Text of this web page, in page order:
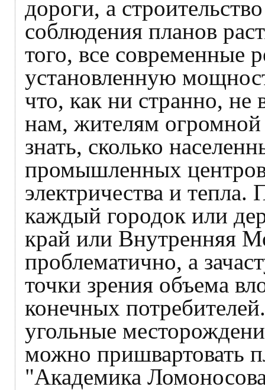
дороги, а
соблюдения планов
того, все современные
установленную
что, как ни странно, не
нам, жителям
знать, сколько
промышленных
электричества и тепла.
каждый городок или
край или Внутренняя
проблематично, а
точки зрения объема
конечных
угольные
можно пришвартовать
"Академика